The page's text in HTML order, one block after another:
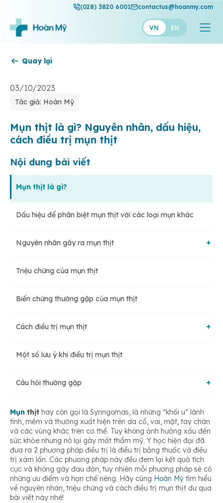
(028) 3820 6001 contactus@hoanmy.com
VN EN
Thuận Mỹ
Quay lại
03/10/2023
Tác giả: Hoàn Mỹ
Mụn thịt là gì? Nguyên nhân, dấu hiệu,
cách điều trị mụn thịt
Nội dung bài viết
Mụn thịt là gì?
Dấu hiệu để phân biệt mụn thịt với các loại mụn khác
Nguyên nhân gây ra mụn thịt
Nguyên nhân trực tiếp
Triệu chứng của mụn thịt
Biến chứng thường gặp của mụn thịt
Cách điều trị mụn thịt
Trị mụn thịt thừa bằng thuốc
Một số lưu ý khi điều trị mụn thịt
Câu hỏi thường gặp
Tại sao bị nổi mụn thịt ở cổ?
Mụn thịt có tự hết không? Có lây không?
Mụn thịt hay còn gọi là Syringomas, là những “khối u” lành
tính, mềm và thường xuất hiện trên da cổ, vai, mặt, tay chân
và các vùng khác trên cơ thể. Tuy không ảnh hưởng xấu đến
sức khỏe nhưng nó lại gây mất thẩm mỹ. Y học hiện đại đã
đưa ra 2 phương pháp điều trị là điều trị bằng thuốc và điều
trị xâm lấn. Các phương pháp này đều đem lại kết quả tích
cực và không gây đau đớn, tuy nhiên mỗi phương pháp sẽ có
những ưu điểm và hạn chế riêng. Hãy cùng Hoàn Mỹ tìm hiểu
về nguyên nhân, triệu chứng và cách điều trị mụn thịt dư qua
bài viết này nhé!